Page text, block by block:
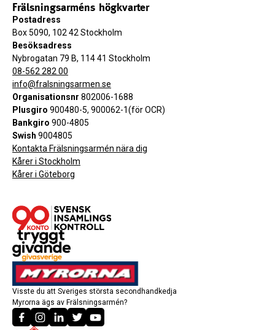
Frälsningsarméns högkvarter
Postadress
Box 5090, 102 42 Stockholm
Besöksadress
Nybrogatan 79 B, 114 41 Stockholm
08-562 282 00
info@fralsningsarmen.se
Organisationsnr 802006-1688
Plusgiro 900480-5, 900062-1(för OCR)
Bankgiro 900-4805
Swish 9004805
Kontakta Frälsningsarmén nära dig
Kårer i Stockholm
Kårer i Göteborg
Visste du att Sveriges största secondhandkedja
Myrorna ägs av Frälsningsarmén?